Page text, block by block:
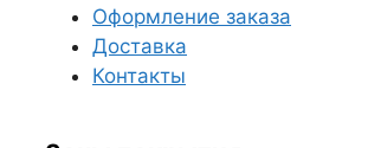
Оформление заказа
Доставка
Контакты